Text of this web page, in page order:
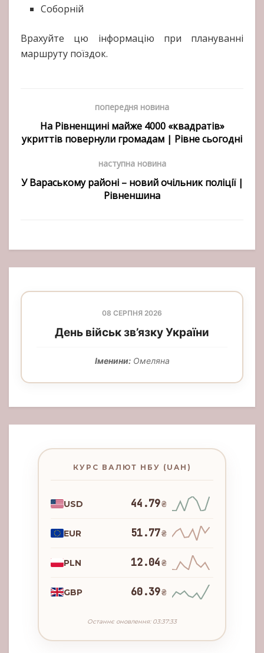
Соборній
Врахуйте цю інформацію при плануванні
маршруту поїздок.
попередня новина
На Рівненщині майже 4000 «квадратів»
укриттів повернули громадам | Рівне сьогодні
наступна новина
У Вараському районі – новий очільник поліції |
Рівненшина
08 СЕРПНЯ 2026
День військ зв’язку України
Іменини:Омеляна
КУРС ВАЛЮТ НБУ (UAH)
USD 44.79₴
EUR 51.77₴
PLN 12.04₴
GBP 60.39₴
Останнє оновлення: 03:37:33